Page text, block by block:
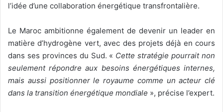
l’idée d’une collaboration énergétique transfrontalière.
Le Maroc ambitionne également de devenir un leader en
matière d’hydrogène vert, avec des projets déjà en cours
dans ses provinces du Sud. « Cette stratégie pourrait non
seulement répondre aux besoins énergétiques internes,
mais aussi positionner le royaume comme un acteur clé
dans la transition énergétique mondiale », précise l’expert.